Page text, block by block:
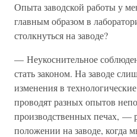
Опыта заводской работы у
главным образом в
столкнуться на заводе?
— Неукоснительное
стать законом. На заводе
изменения в
проводят разных опытов
производственных печах, —
положении на заводе, когда